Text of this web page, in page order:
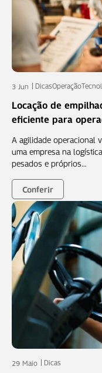
3 Jun DicasOperação
Locação de
eficiente para
A agilidade operacional
uma empresa na
pesados e próprios…
Conferir
29 Maio Dicas